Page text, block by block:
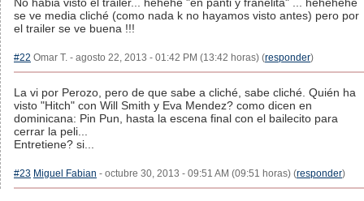
se ve media cliché (como nada k no hayamos visto antes) pero por
el trailer se ve buena !!!
#22 Omar T. - agosto 22, 2013 - 01:42 PM (13:42 horas) (responder)
La vi por Perozo, pero de que sabe a cliché, sabe cliché. Quién ha
visto "Hitch" con Will Smith y Eva Mendez? como dicen en
dominicana: Pin Pun, hasta la escena final con el bailecito para
cerrar la peli...
Entretiene? si...
#23 Miguel Fabian - octubre 30, 2013 - 09:51 AM (09:51 horas) (responder)